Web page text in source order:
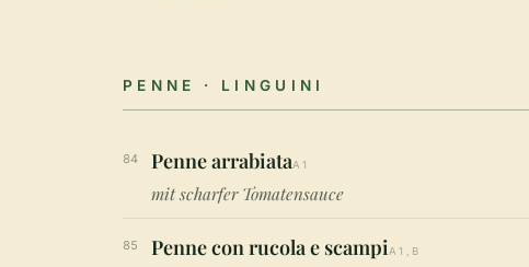
PENNE · LINGUINI
84 Penne arrabiataA1
mit scharfer Tomatensauce
85 Penne con rucola e scampiA1,B